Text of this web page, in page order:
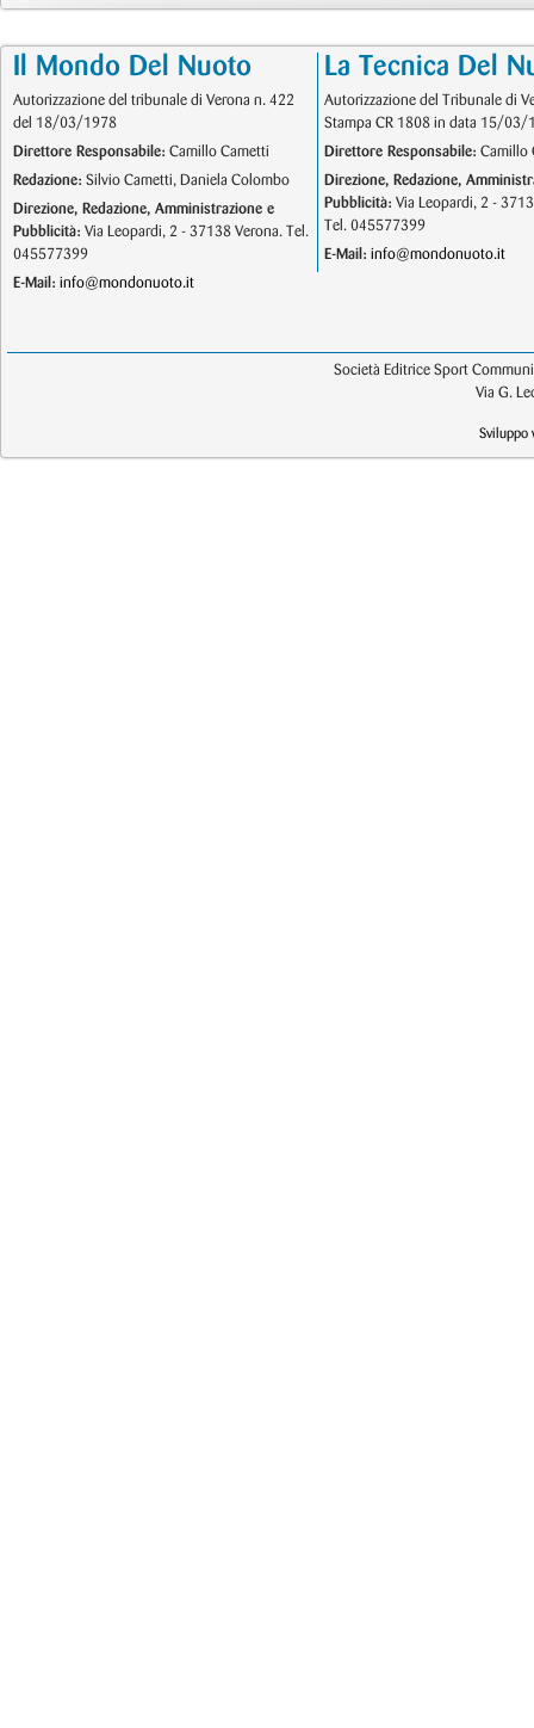
Il Mondo Del Nuoto
Autorizzazione del tribunale di Verona n. 422
del 18/03/1978
Direttore Responsabile: Camillo Cametti
Redazione: Silvio Cametti, Daniela Colombo
Direzione, Redazione, Amministrazione e
Pubblicità: Via Leopardi, 2 - 37138 Verona. Tel.
045577399
E-Mail: info@mondonuoto.it
La Tecnica Del
Autorizzazione del Tribunale di
Stampa CR 1808 in data 15/03/
Direttore Responsabile: Camillo
Direzione, Redazione,
Pubblicità: Via Leopardi, 2 -
Tel. 045577399
E-Mail: info@mondonuoto.it
Società Editrice Sport
Via G.
Sviluppo